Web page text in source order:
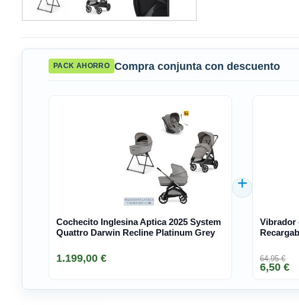
PACK AHORRO Compra conjunta con descuento
Cochecito Inglesina Aptica 2025 System
Quattro Darwin Recline Platinum Grey
1.199,00 €
Vibrador
64,95 €
6,50 €